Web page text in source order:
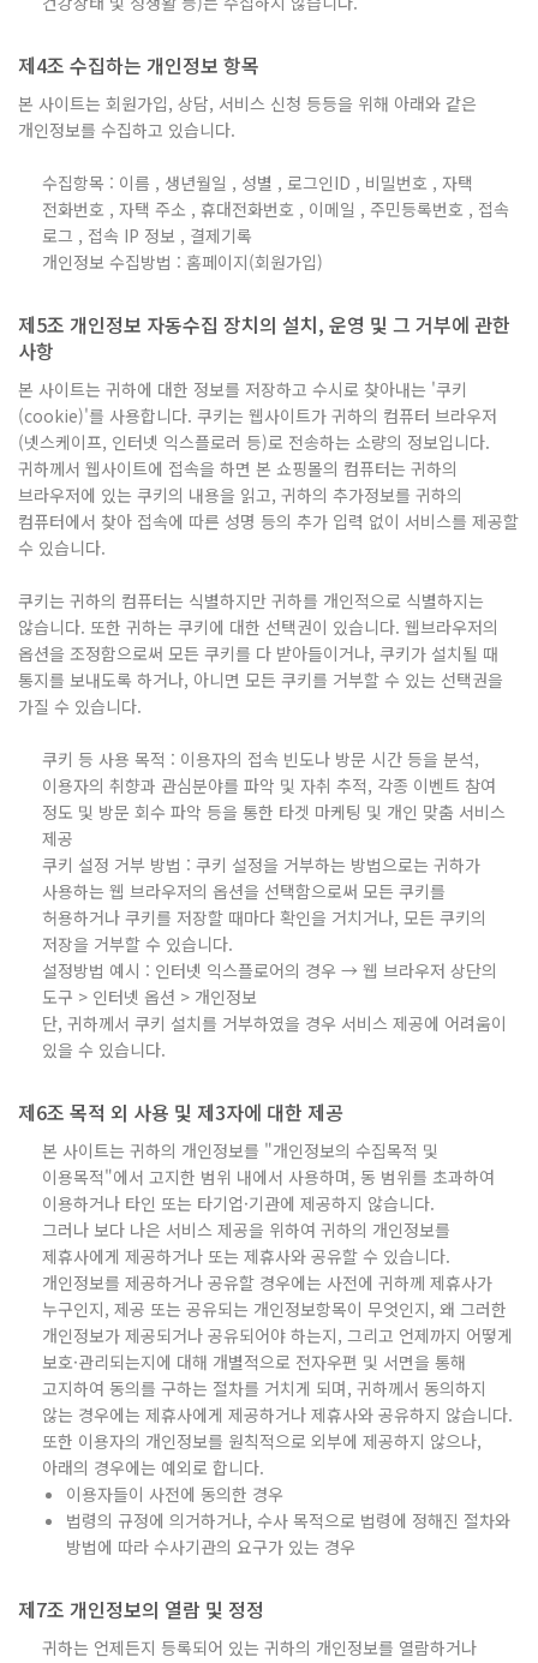
제4조 수집하는 개인정보 항목
본 사이트는 회원가입, 상담, 서비스 신청 등등을 위해 아래와 같은
개인정보를 수집하고 있습니다.
수집항목 : 이름 , 생년월일 , 성별 , 로그인ID , 비밀번호 , 자택
전화번호 , 자택 주소 , 휴대전화번호 , 이메일 , 주민등록번호 , 접속
로그 , 접속 IP 정보 , 결제기록
개인정보 수집방법 : 홈페이지(회원가입)
제5조 개인정보 자동수집 장치의 설치, 운영 및 그 거부에 관한
사항
본 사이트는 귀하에 대한 정보를 저장하고 수시로 찾아내는 '쿠키
(cookie)'를 사용합니다. 쿠키는 웹사이트가 귀하의 컴퓨터 브라우저
(넷스케이프, 인터넷 익스플로러 등)로 전송하는 소량의 정보입니다.
귀하께서 웹사이트에 접속을 하면 본 쇼핑몰의 컴퓨터는 귀하의
브라우저에 있는 쿠키의 내용을 읽고, 귀하의 추가정보를 귀하의
컴퓨터에서 찾아 접속에 따른 성명 등의 추가 입력 없이 서비스를 제공할
수 있습니다.
쿠키는 귀하의 컴퓨터는 식별하지만 귀하를 개인적으로 식별하지는
않습니다. 또한 귀하는 쿠키에 대한 선택권이 있습니다. 웹브라우저의
옵션을 조정함으로써 모든 쿠키를 다 받아들이거나, 쿠키가 설치될 때
통지를 보내도록 하거나, 아니면 모든 쿠키를 거부할 수 있는 선택권을
가질 수 있습니다.
쿠키 등 사용 목적 : 이용자의 접속 빈도나 방문 시간 등을 분석,
이용자의 취향과 관심분야를 파악 및 자취 추적, 각종 이벤트 참여
정도 및 방문 회수 파악 등을 통한 타겟 마케팅 및 개인 맞춤 서비스
제공
쿠키 설정 거부 방법 : 쿠키 설정을 거부하는 방법으로는 귀하가
사용하는 웹 브라우저의 옵션을 선택함으로써 모든 쿠키를
허용하거나 쿠키를 저장할 때마다 확인을 거치거나, 모든 쿠키의
저장을 거부할 수 있습니다.
설정방법 예시 : 인터넷 익스플로어의 경우 → 웹 브라우저 상단의
도구 > 인터넷 옵션 > 개인정보
단, 귀하께서 쿠키 설치를 거부하였을 경우 서비스 제공에 어려움이
있을 수 있습니다.
제6조 목적 외 사용 및 제3자에 대한 제공
본 사이트는 귀하의 개인정보를 "개인정보의 수집목적 및
이용목적"에서 고지한 범위 내에서 사용하며, 동 범위를 초과하여
이용하거나 타인 또는 타기업·기관에 제공하지 않습니다.
그러나 보다 나은 서비스 제공을 위하여 귀하의 개인정보를
제휴사에게 제공하거나 또는 제휴사와 공유할 수 있습니다.
개인정보를 제공하거나 공유할 경우에는 사전에 귀하께 제휴사가
누구인지, 제공 또는 공유되는 개인정보항목이 무엇인지, 왜 그러한
개인정보가 제공되거나 공유되어야 하는지, 그리고 언제까지 어떻게
보호·관리되는지에 대해 개별적으로 전자우편 및 서면을 통해
고지하여 동의를 구하는 절차를 거치게 되며, 귀하께서 동의하지
않는 경우에는 제휴사에게 제공하거나 제휴사와 공유하지 않습니다.
또한 이용자의 개인정보를 원칙적으로 외부에 제공하지 않으나,
아래의 경우에는 예외로 합니다.
이용자들이 사전에 동의한 경우
법령의 규정에 의거하거나, 수사 목적으로 법령에 정해진 절차와
방법에 따라 수사기관의 요구가 있는 경우
제7조 개인정보의 열람 및 정정
귀하는 언제든지 등록되어 있는 귀하의 개인정보를 열람하거나